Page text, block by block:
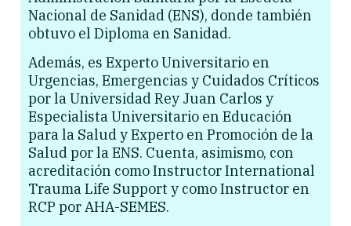
Nacional de Sanidad (ENS), donde también
obtuvo el Diploma en Sanidad.
Además, es Experto Universitario en
Urgencias, Emergencias y Cuidados Críticos
por la Universidad Rey Juan Carlos y
Especialista Universitario en Educación
para la Salud y Experto en Promoción de la
Salud por la ENS. Cuenta, asimismo, con
acreditación como Instructor International
Trauma Life Support y como Instructor en
RCP por AHA-SEMES.